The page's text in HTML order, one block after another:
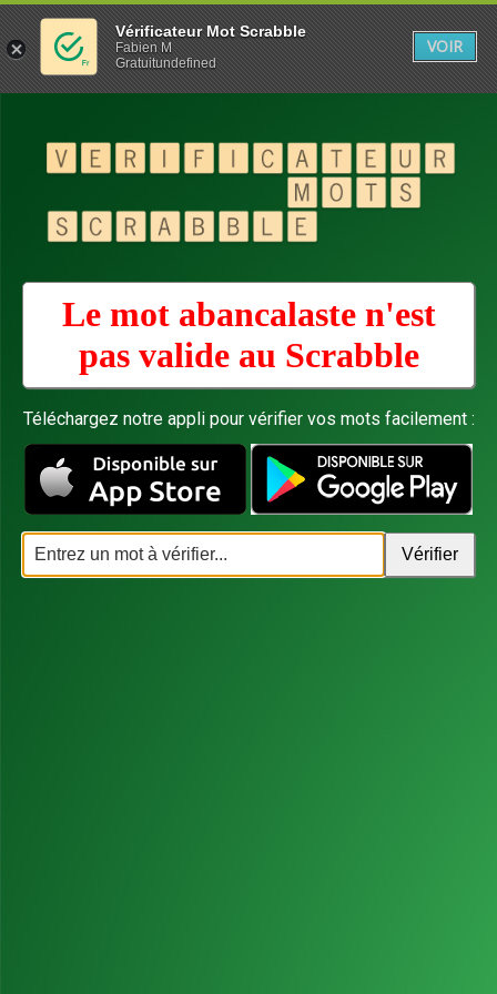
Le mot abancalaste n'est
pas valide au Scrabble
Téléchargez notre appli pour vérifier vos mots facilement :
Vérificateur Mot Scrabble
Fabien M
Gratuitundefined
VOIR